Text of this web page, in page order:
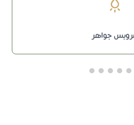
جواهر